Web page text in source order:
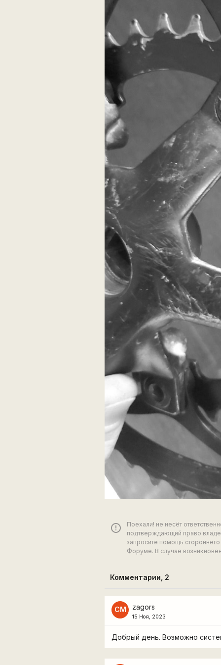
error_outline
Поехали! не несёт
подтверждающий право
запросите помощь
Форуме. В случае
Комментарии, 2
СМ zagors
15 Ноя, 2023
Добрый день. Возможно